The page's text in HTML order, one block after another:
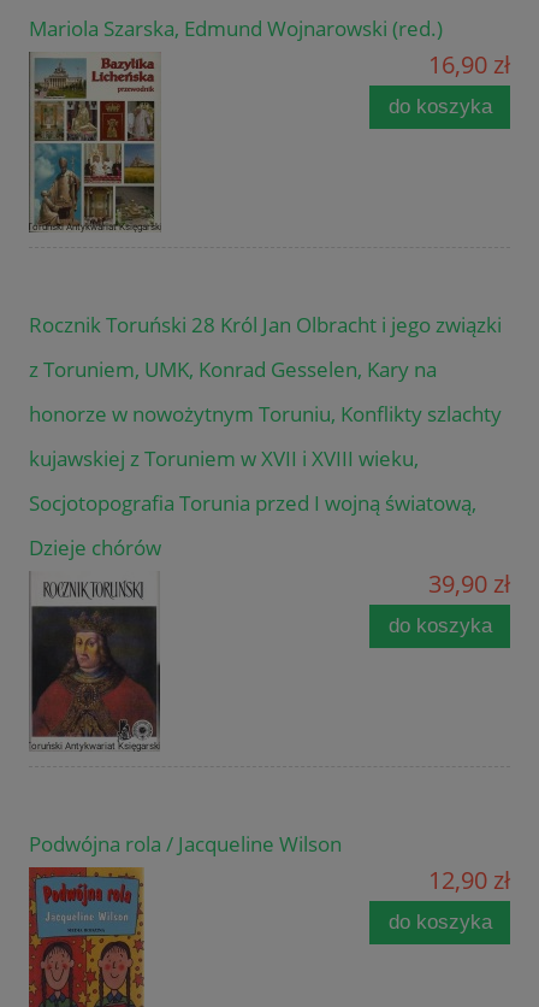
Mariola Szarska, Edmund Wojnarowski (red.)
16,90 zł
do koszyka
Rocznik Toruński 28 Król Jan Olbracht i jego związki
z Toruniem, UMK, Konrad Gesselen, Kary na
honorze w nowożytnym Toruniu, Konflikty szlachty
kujawskiej z Toruniem w XVII i XVIII wieku,
Socjotopografia Torunia przed I wojną światową,
Dzieje chórów
39,90 zł
do koszyka
Podwójna rola / Jacqueline Wilson
12,90 zł
do koszyka